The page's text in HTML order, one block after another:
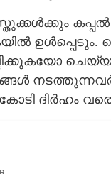
ദിര്‍ഹം വരെ